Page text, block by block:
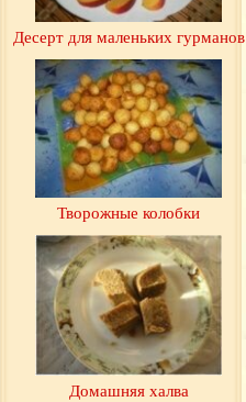
Десерт для маленьких гурманов
Творожные колобки
Домашняя халва